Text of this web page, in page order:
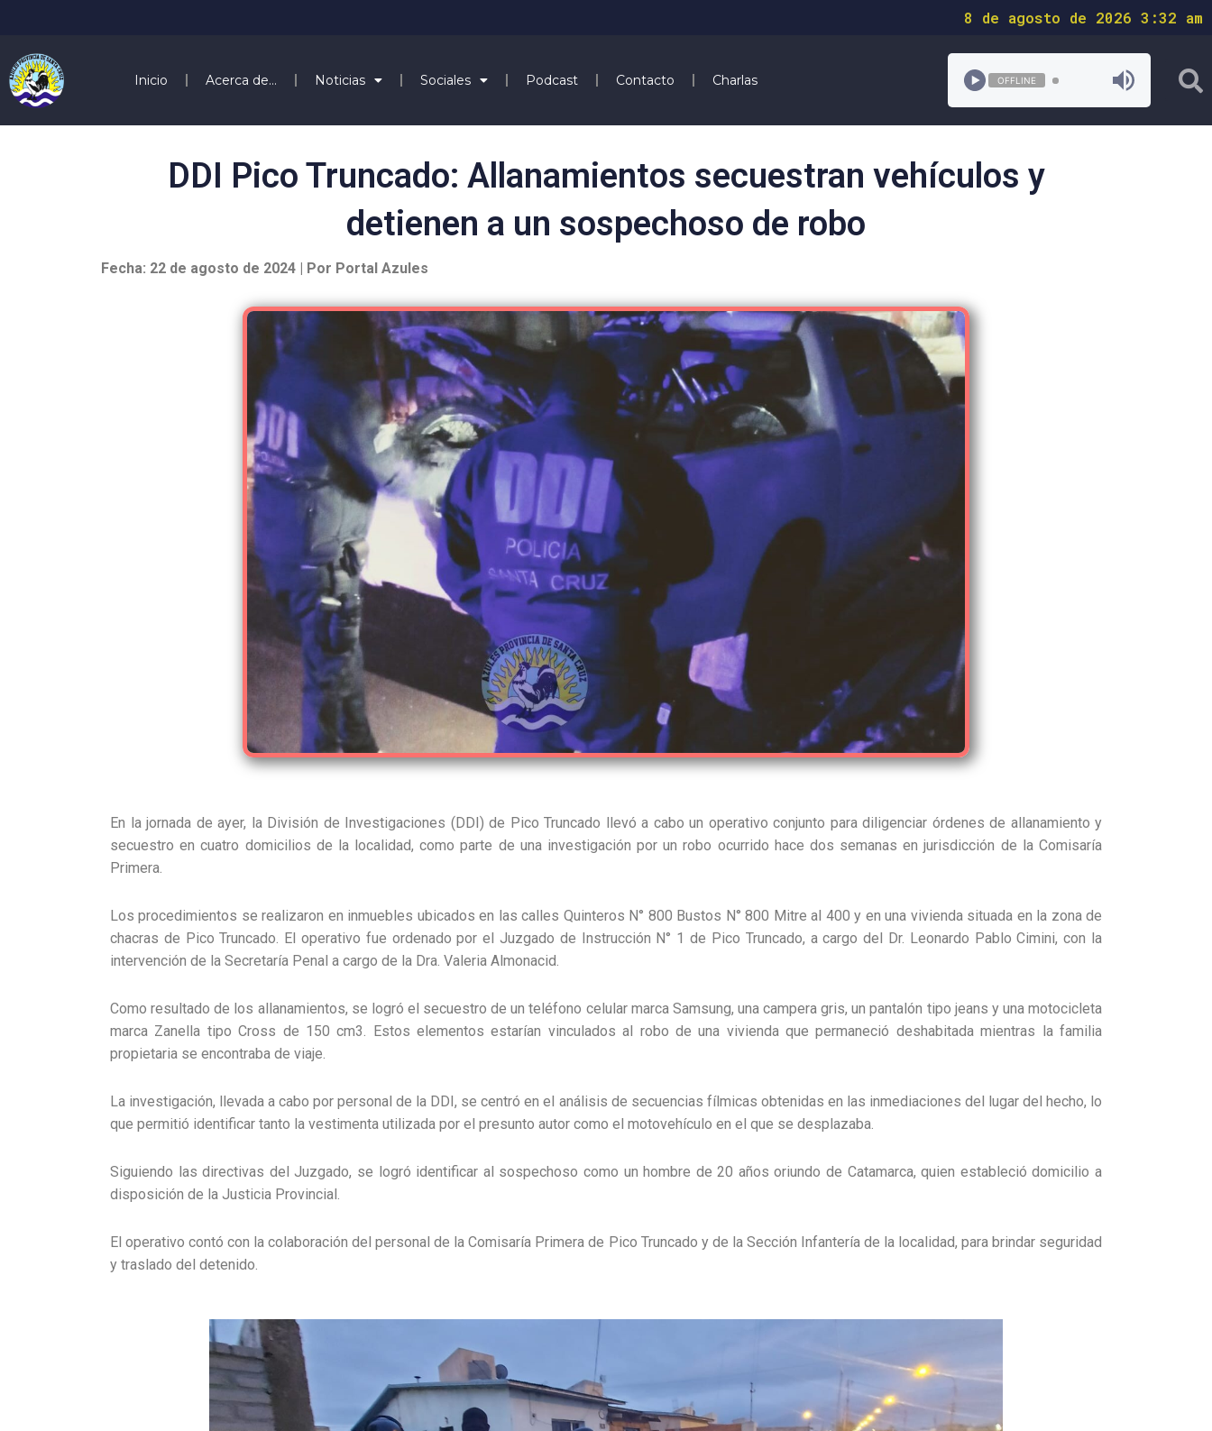
8 de agosto de 2026 3:32 am
Inicio Acerca de… Noticias Sociales Podcast Contacto Charlas OFFLINE
DDI Pico Truncado: Allanamientos secuestran vehículos y
detienen a un sospechoso de robo
Fecha: 22 de agosto de 2024 | Por Portal Azules
En la jornada de ayer, la División de Investigaciones (DDI) de Pico Truncado llevó a cabo un operativo conjunto para diligenciar órdenes de allanamiento y
secuestro en cuatro domicilios de la localidad, como parte de una investigación por un robo ocurrido hace dos semanas en jurisdicción de la Comisaría
Primera.
Los procedimientos se realizaron en inmuebles ubicados en las calles Quinteros N° 800 Bustos N° 800 Mitre al 400 y en una vivienda situada en la zona de
chacras de Pico Truncado. El operativo fue ordenado por el Juzgado de Instrucción N° 1 de Pico Truncado, a cargo del Dr. Leonardo Pablo Cimini, con la
intervención de la Secretaría Penal a cargo de la Dra. Valeria Almonacid.
Como resultado de los allanamientos, se logró el secuestro de un teléfono celular marca Samsung, una campera gris, un pantalón tipo jeans y una motocicleta
marca Zanella tipo Cross de 150 cm3. Estos elementos estarían vinculados al robo de una vivienda que permaneció deshabitada mientras la familia
propietaria se encontraba de viaje.
La investigación, llevada a cabo por personal de la DDI, se centró en el análisis de secuencias fílmicas obtenidas en las inmediaciones del lugar del hecho, lo
que permitió identificar tanto la vestimenta utilizada por el presunto autor como el motovehículo en el que se desplazaba.
Siguiendo las directivas del Juzgado, se logró identificar al sospechoso como un hombre de 20 años oriundo de Catamarca, quien estableció domicilio a
disposición de la Justicia Provincial.
El operativo contó con la colaboración del personal de la Comisaría Primera de Pico Truncado y de la Sección Infantería de la localidad, para brindar seguridad
y traslado del detenido.